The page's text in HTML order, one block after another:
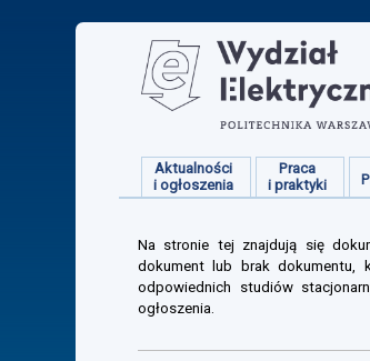
Aktualności
i ogłoszenia
Praca
i praktyki
Na stronie tej znajdują się
dokument lub brak dokumentu,
odpowiednich studiów
ogłoszenia.